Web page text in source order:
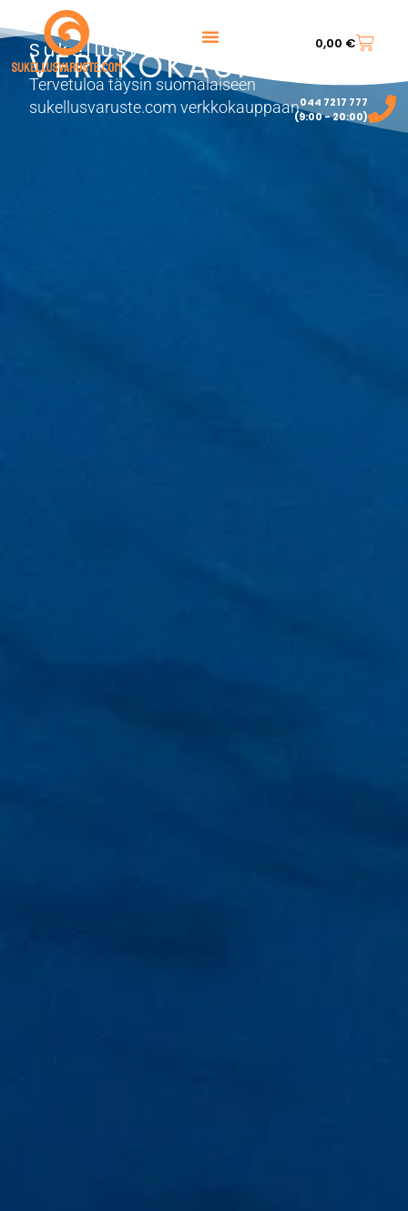
0,00 €
044 7217 777‬
(9:00 - 20:00)
Sukellusvarusteet
VERKKOKAUPPA
Tervetuloa täysin suomalaiseen
sukellusvaruste.com verkkokauppaan.